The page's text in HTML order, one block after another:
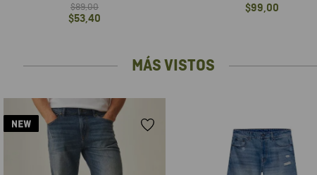
$89,00
$53,40
$99,00
MÁS VISTOS